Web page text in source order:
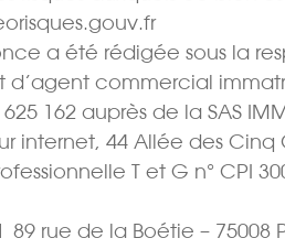
a été rédigée sous la
d’agent commercial
162 auprès de la SAS
internet, 44 Allée des Cinq
T et G n° CPI
89 rue de la Boétie – 75008